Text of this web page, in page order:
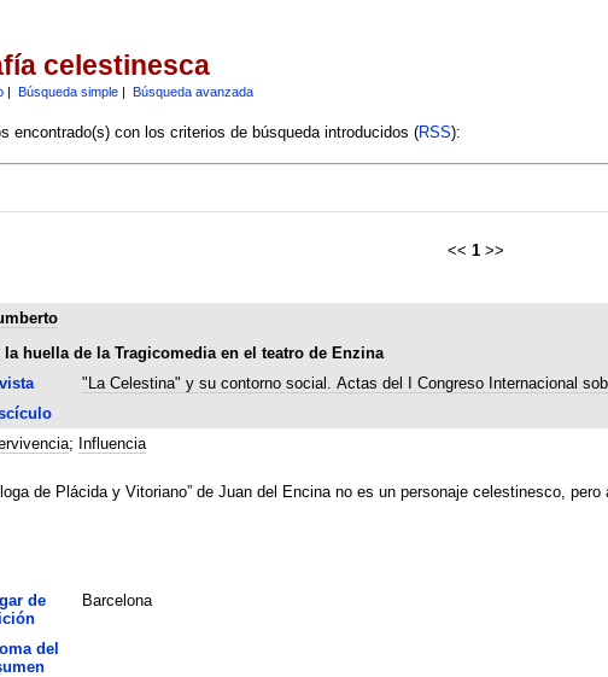
celestinesca
| Búsqueda simple| Búsqueda avanzada
encontrado(s) con los criterios de búsqueda introducidos (RSS):
<< 1 >>
huella de la Tragicomedia en el teatro de Enzina
"La Celestina" y su contorno social. Actas del I Congreso Internacional
; Influencia
de Plácida y Vitoriano” de Juan del Encina no es un personaje celestinesco,
de
Barcelona
del